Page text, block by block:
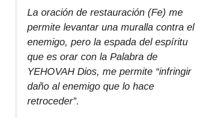
La oración de restauración (Fe) me
permite levantar una muralla contra el
enemigo, pero la espada del espíritu
que es orar con la Palabra de
YEHOVAH Dios, me permite “infringir
daño al enemigo que lo hace
retroceder”.